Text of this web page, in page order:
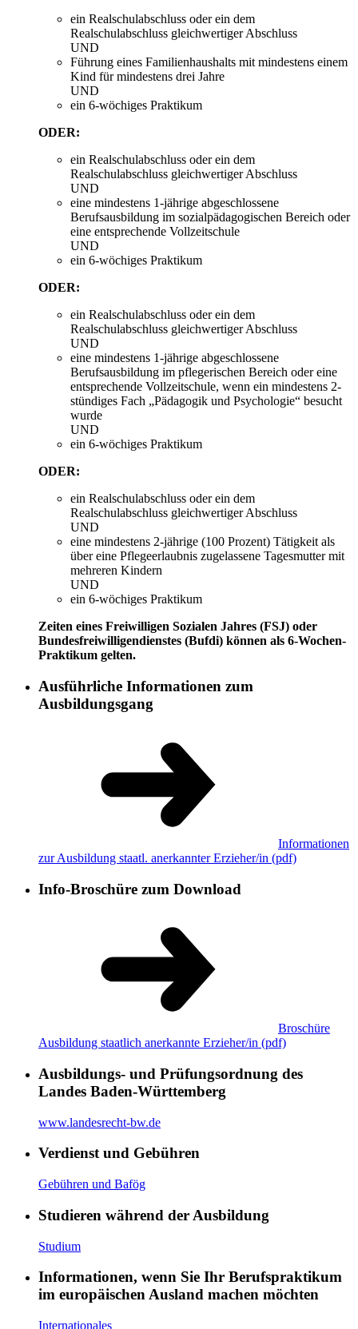
ein Realschulabschluss oder ein dem
Realschulabschluss gleichwertiger Abschluss
UND
Führung eines Familienhaushalts mit mindestens einem
Kind für mindestens drei Jahre
UND
ein 6-wöchiges Praktikum
ODER:
ein Realschulabschluss oder ein dem
Realschulabschluss gleichwertiger Abschluss
UND
eine mindestens 1-jährige abgeschlossene
Berufsausbildung im sozialpädagogischen Bereich oder
eine entsprechende Vollzeitschule
UND
ein 6-wöchiges Praktikum
ODER:
ein Realschulabschluss oder ein dem
Realschulabschluss gleichwertiger Abschluss
UND
eine mindestens 1-jährige abgeschlossene
Berufsausbildung im pflegerischen Bereich oder eine
entsprechende Vollzeitschule, wenn ein mindestens 2-
stündiges Fach „Pädagogik und Psychologie“ besucht
wurde
UND
ein 6-wöchiges Praktikum
ODER:
ein Realschulabschluss oder ein dem
Realschulabschluss gleichwertiger Abschluss
UND
eine mindestens 2-jährige (100 Prozent) Tätigkeit als
über eine Pflegeerlaubnis zugelassene Tagesmutter mit
mehreren Kindern
UND
ein 6-wöchiges Praktikum
Zeiten eines Freiwilligen Sozialen Jahres (FSJ) oder
Bundesfreiwilligendienstes (Bufdi) können als 6-Wochen-
Praktikum gelten.
Ausführliche Informationen zum
Ausbildungsgang
Informationen
zur Ausbildung staatl. anerkannter Erzieher/in (pdf)
Info-Broschüre zum Download
Broschüre
Ausbildung staatlich anerkannte Erzieher/in (pdf)
Ausbildungs- und Prüfungsordnung des
Landes Baden-Württemberg
www.landesrecht-bw.de
Verdienst und Gebühren
Gebühren und Bafög
Studieren während der Ausbildung
Studium
Informationen, wenn Sie Ihr Berufspraktikum
im europäischen Ausland machen möchten
Internationales